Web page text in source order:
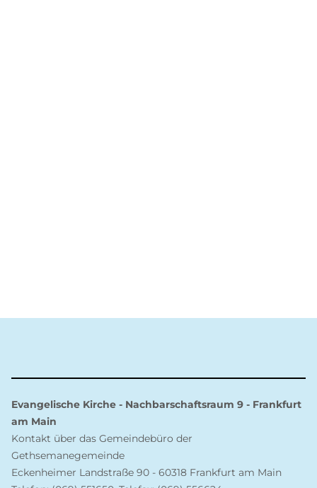
Evangelische Kirche - Nachbarschaftsraum 9 - Frankfurt
am Main
Kontakt über das Gemeindebüro der
Gethsemanegemeinde
Eckenheimer Landstraße 90 - 60318 Frankfurt am Main